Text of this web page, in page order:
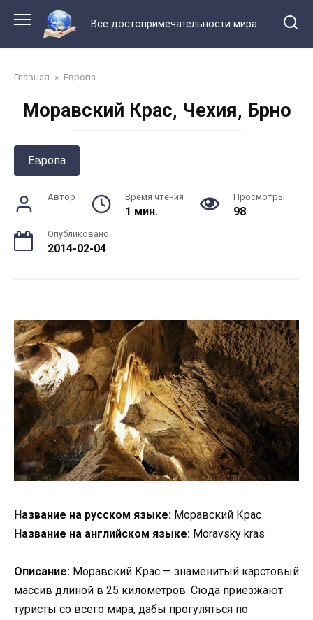
контенту
Все достопримечательности мира
Главная » Европа
Моравский Крас, Чехия, Брно
Европа
Автор Время чтения
1 мин.
Просмотры
98
Опубликовано
2014-02-04
Название на русском языке: Моравский Крас
Название на английском языке: Moravsky kras
Описание: Моравский Крас — знаменитый карстовый
массив длиной в 25 километров. Сюда приезжают
туристы со всего мира, дабы прогуляться по